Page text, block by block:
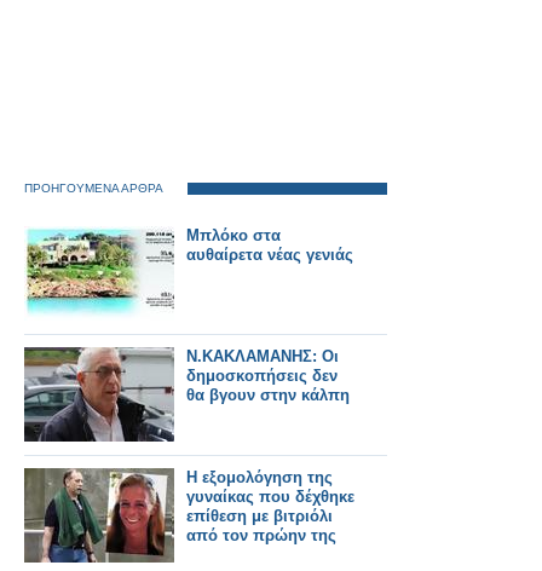
ΠΡΟΗΓΟΥΜΕΝΑ ΑΡΘΡΑ
Μπλόκο στα
αυθαίρετα νέας γενιάς
Ν.ΚΑΚΛΑΜΑΝΗΣ: Oι
δημοσκοπήσεις δεν
θα βγουν στην κάλπη
Η εξομολόγηση της
γυναίκας που δέχθηκε
επίθεση με βιτριόλι
από τον πρώην της